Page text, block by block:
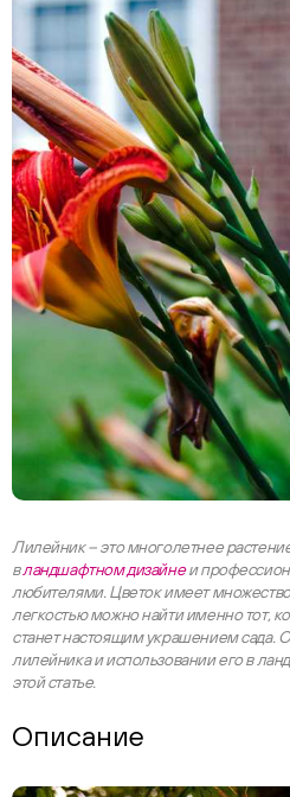
Лилейник – это многолетнее
вландшафтном дизайнеи
любителями. Цветок имеет множество
легкостью можно найти именно тот,
станет настоящим украшением сада.
лилейника и использовании его в
этой статье.
Описание